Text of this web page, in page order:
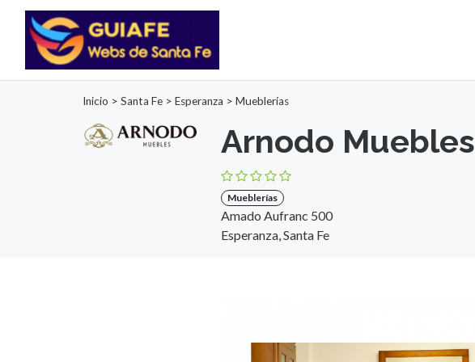
Inicio > Santa Fe > Esperanza > Mueblerías
Arnodo Muebles
Mueblerías
Amado Aufranc 500
Esperanza, Santa Fe